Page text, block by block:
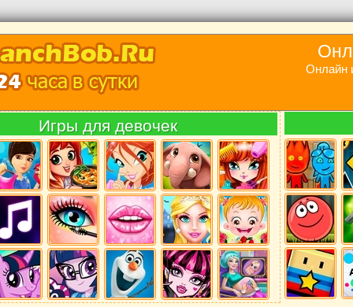
Онлайн
Игры для девочек